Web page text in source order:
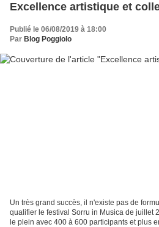
Excellence artistique et
Publié le 06/08/2019 à 18:00
Par Blog Poggiolo
Un très grand succès, il n'existe pas de
qualifier le festival Sorru in Musica de juillet
le plein avec 400 à 600 participants et plus